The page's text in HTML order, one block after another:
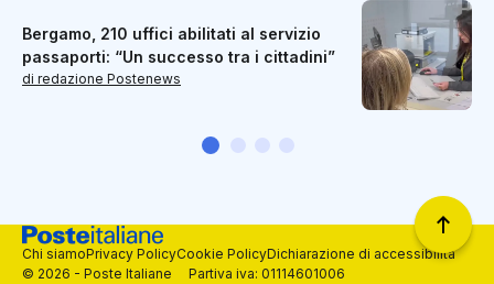
Bergamo, 210 uffici abilitati al servizio
passaporti: “Un successo tra i cittadini”
di redazione Postenews
© 2026 - Poste Italiane Partiva iva: 01114601006
Chi siamoPrivacy PolicyCookie PolicyDichiarazione di accessibilità